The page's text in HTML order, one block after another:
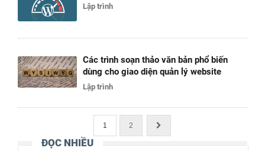
Lập trình
Các trình soạn thảo văn bản phổ biến
dùng cho giao diện quản lý website
Lập trình
1 2
ĐỌC NHIỀU